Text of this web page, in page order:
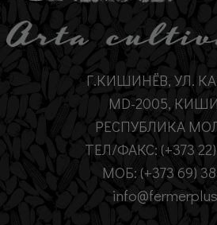
Г.КИШИНЁВ, УЛ.
MD-2005,
РЕСПУБЛИКА
ТЕЛ/ФАКС: (+373
МОБ: (+373 69)